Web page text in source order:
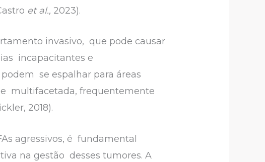
et al., 2023).
invasivo, que pode causar
incapacitantes e
se espalhar para áreas
multifacetada, frequentemente
2018).
agressivos, é fundamental
na gestão desses tumores. A